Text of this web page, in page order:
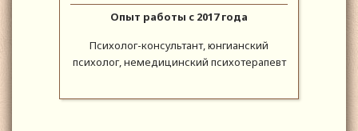
Опыт работы с 2017 года
Психолог-консультант, юнгианский
психолог, немедицинский психотерапевт